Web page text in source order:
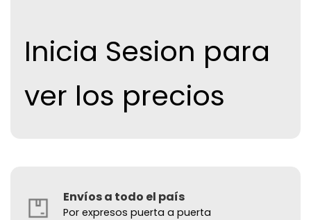
Inicia Sesion para
ver los precios
Envíos a todo el país
Por expresos puerta a puerta